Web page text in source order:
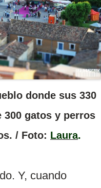
donde sus 330
300 gatos y perros
/ Foto: Laura.
Y, cuando